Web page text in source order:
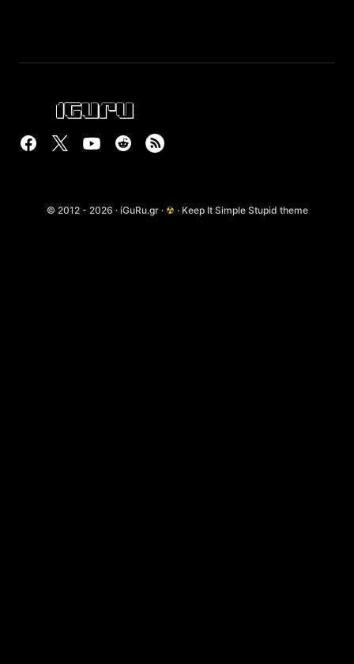
© 2012 - 2026 · iGuRu.gr · ☢ · Keep It Simple Stupid theme